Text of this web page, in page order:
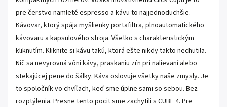
pre čerstvo namleté espresso a kávu to najjednoduchšie.
Kávovar, ktorý spája myšlienky portafiltra, plnoautomatického
kávovaru a kapsulového stroja. Všetko s charakteristickým
kliknutím. Kliknite si kávu takú, ktorá ešte nikdy takto nechutila.
Nič sa nevyrovná vôni kávy, praskaniu zŕn pri nalievaní alebo
stekajúcej pene do šálky. Káva oslovuje všetky naše zmysly. Je
to spoločník vo chvíľach, keď sme úplne sami so sebou. Bez
rozptýlenia. Presne tento pocit sme zachytili s CUBE 4. Pre